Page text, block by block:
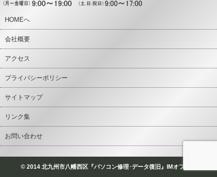
HOMEへ
会社概要
アクセス
プライバシーポリシー
サイトマップ
リンク集
お問い合わせ
© 2014 北九州市八幡西区『パソコン修理･データ復旧』IMオフィス